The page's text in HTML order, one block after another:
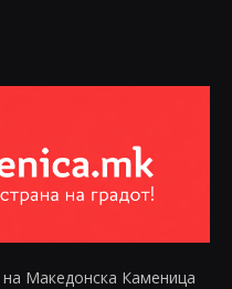
Македонска Каменица